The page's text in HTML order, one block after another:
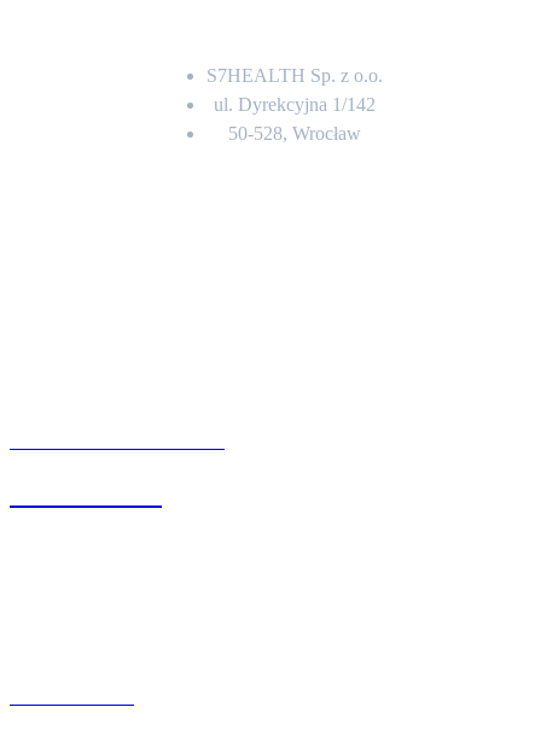
S7HEALTH Sp. z o.o.
ul. Dyrekcyjna 1/142
50-528, Wrocław